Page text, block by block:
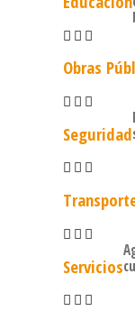
Obras
Seguridad
Servicios